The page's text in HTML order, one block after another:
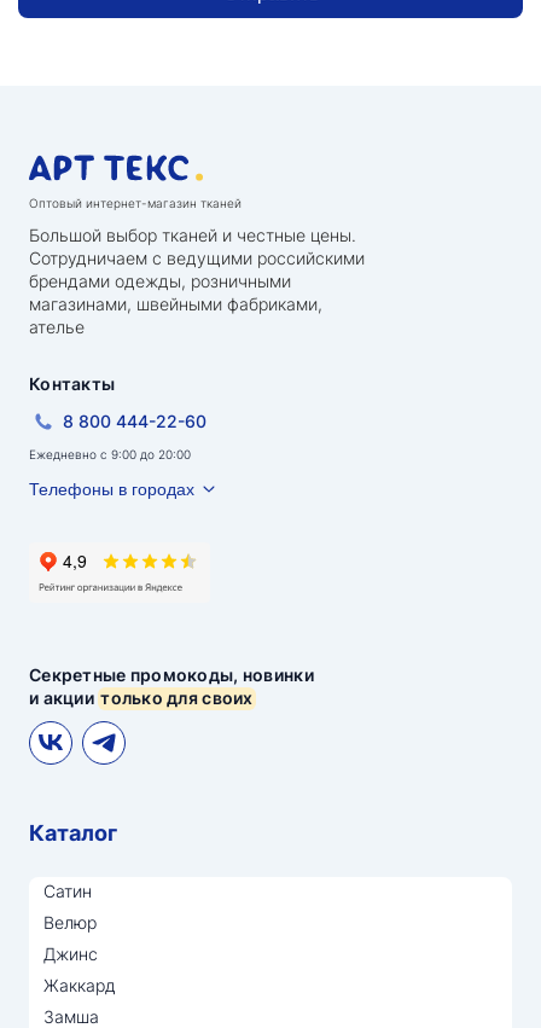
Оптовый интернет-магазин тканей
Большой выбор тканей и честные цены.
Сотрудничаем с ведущими российскими
брендами одежды, розничными
магазинами, швейными фабриками,
ателье
Секретные промокоды, новинки
и акциитолько для своих
Контакты
8 800 444-22-60
Ежедневно с 9:00 до 20:00
Телефоны в городах
Каталог
Сатин
Велюр
Джинс
Жаккард
Замша